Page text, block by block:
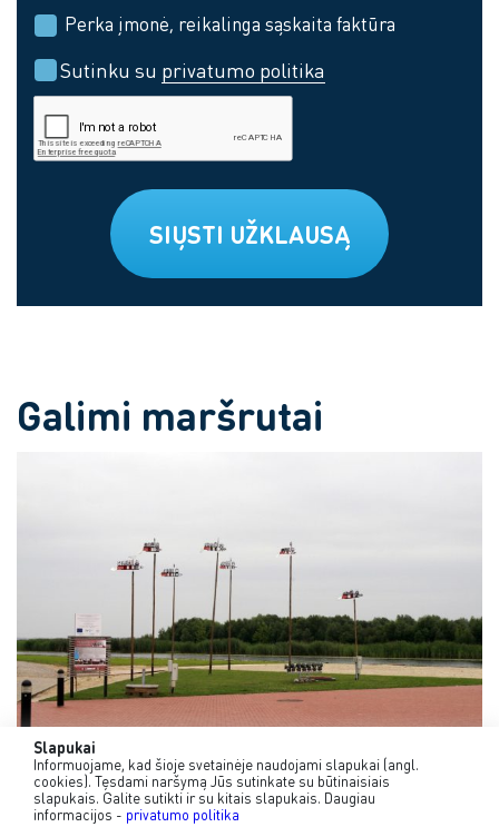
Perka įmonė, reikalinga sąskaita faktūra
Sutinku su privatumo politika
SIŲSTI UŽKLAUSĄ
Galimi maršrutai
2-6val.
Slapukai
Informuojame, kad šioje svetainėje naudojami slapukai (angl.
cookies). Tęsdami naršymą Jūs sutinkate su būtinaisiais
slapukais. Galite sutikti ir su kitais slapukais. Daugiau
informacijos - privatumo politika